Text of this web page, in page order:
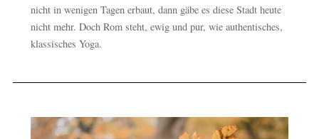
nicht in wenigen Tagen erbaut, dann gäbe es diese Stadt heute
nicht mehr. Doch Rom steht, ewig und pur, wie authentisches,
klassisches Yoga.